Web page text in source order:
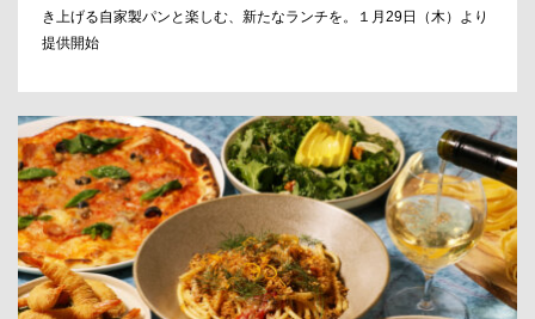
き上げる自家製パンと楽しむ、新たなランチを。１月29日（木）より
提供開始